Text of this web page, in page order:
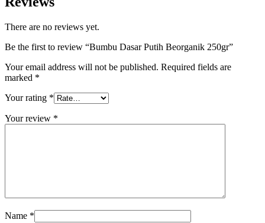
There are no reviews yet.
Be the first to review “Bumbu Dasar Putih Beorganik 250gr”
Your email address will not be published. Required fields are
marked *
Your rating *
Your review *
Name *